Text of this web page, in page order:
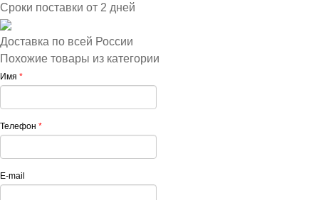
Сроки поставки от 2 дней
Доставка по всей России
Похожие товары из категории
Имя *
Телефон *
E-mail